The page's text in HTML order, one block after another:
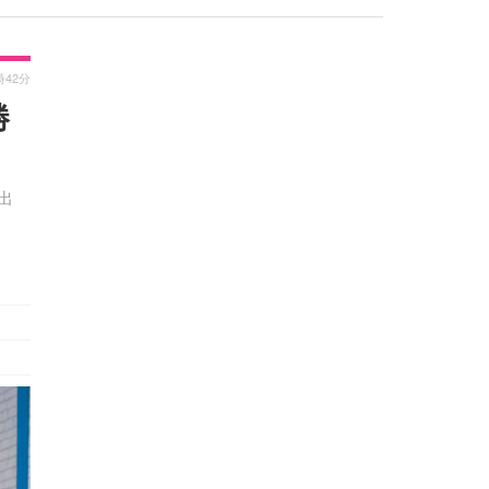
42分